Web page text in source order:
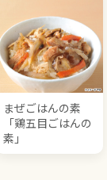
まぜごはんの素
「鶏五目ごはんの
素」